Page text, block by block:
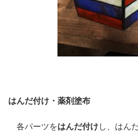
はんだ付け・薬剤塗布
各パーツをはんだ付けし、はん